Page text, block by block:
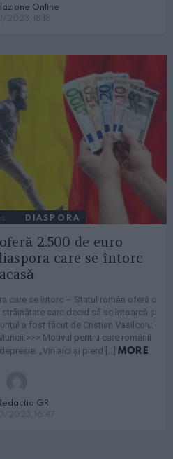
Online
2023, 18:18
DIASPORA
2.500 de euro
care se întorc
acasă
care se întorc – Statul român oferă o
care decid să se întoarcă și
a fost făcut de Cristian Vasilcoiu,
Motivul pentru care românii
„Vin aici și pierd […] MORE
GR
2023, 16:47